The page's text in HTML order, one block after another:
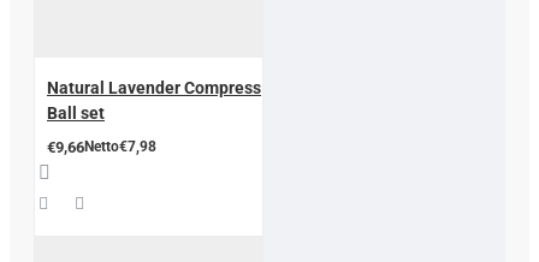
Natural Lavender Compress
Ball set
€9,66Netto€7,98